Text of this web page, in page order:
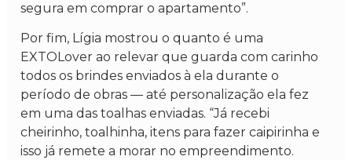
segura em comprar o apartamento”.
Por fim, Lígia mostrou o quanto é uma
EXTOLover ao relevar que guarda com carinho
todos os brindes enviados à ela durante o
período de obras — até personalização ela fez
em uma das toalhas enviadas. “Já recebi
cheirinho, toalhinha, itens para fazer caipirinha e
isso já remete a morar no empreendimento.